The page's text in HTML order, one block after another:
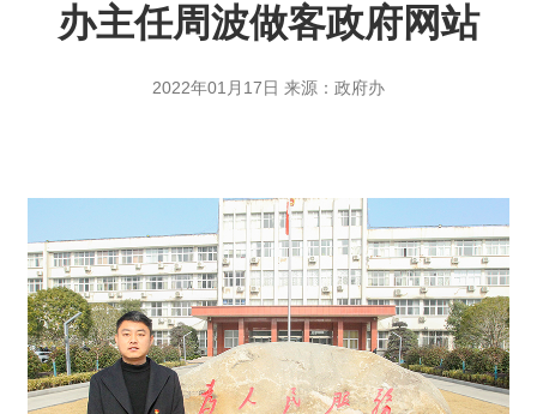
办主任周波做客政府网站
2022年01月17日 来源：政府办